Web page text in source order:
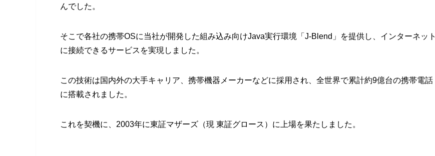
んでした。
そこで各社の携帯OSに当社が開発した組み込み向けJava実行環境「J-Blend」を提供し、インターネット
に接続できるサービスを実現しました。
この技術は国内外の大手キャリア、携帯機器メーカーなどに採用され、全世界で累計約9億台の携帯電話
に搭載されました。
これを契機に、2003年に東証マザーズ（現 東証グロース）に上場を果たしました。